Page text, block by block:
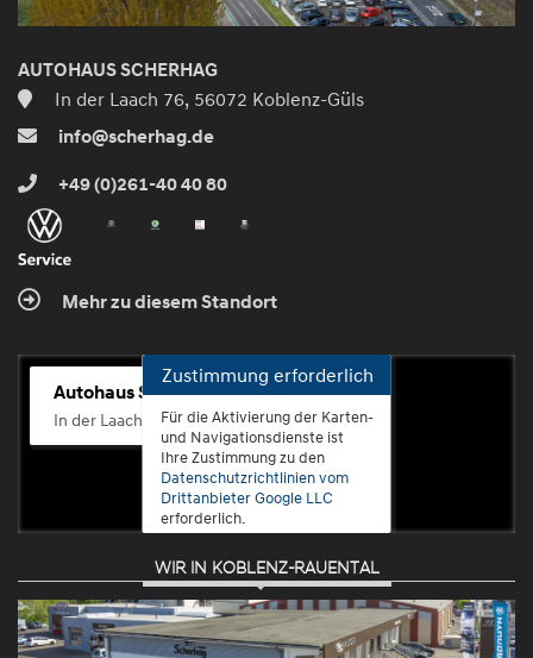
AUTOHAUS SCHERHAG
In der Laach 76, 56072 Koblenz-Güls
info@scherhag.de
+49 (0)261-40 40 80
Mehr zu diesem Standort
Autohaus Scherhag
In der Laach 76, 56072 Koblenz-Güls
Zustimmung erforderlich
Für die Aktivierung der Karten-
und Navigationsdienste ist
Ihre Zustimmung zu den
Datenschutzrichtlinien vom
Drittanbieter Google LLC
erforderlich.
Zustimmen
und
aktivieren
WIR IN KOBLENZ-RAUENTAL